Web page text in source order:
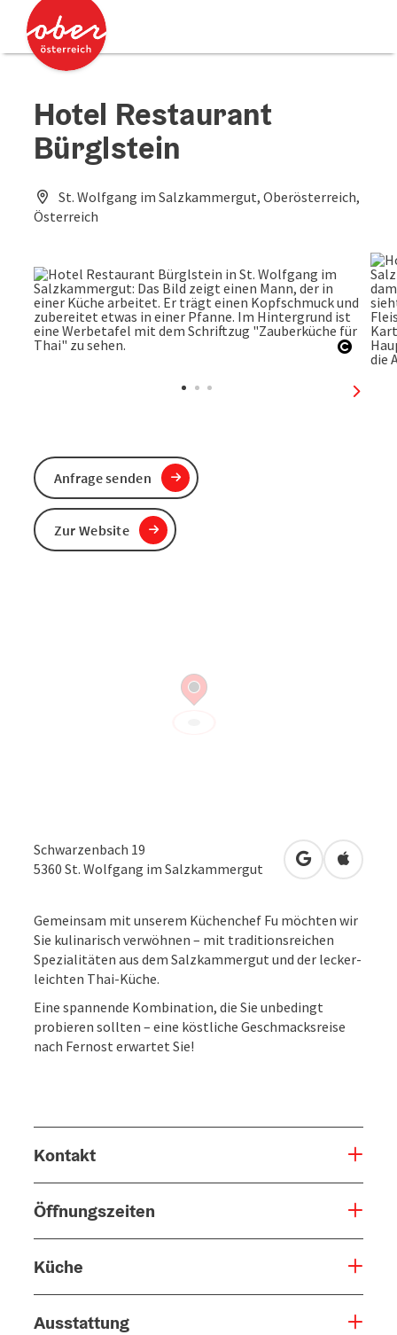
Zum Inhalt
Zum Seitenanfang
Hotel Restaurant
Bürglstein
St. Wolfgang im Salzkammergut, Oberösterreich,
Österreich
Schwarzenbach 19
5360 St. Wolfgang im Salzkammergut in Google
in
Gemeinsam mit unserem Küchenchef Fu möchten wir
Sie kulinarisch verwöhnen – mit traditionsreichen
Spezialitäten aus dem Salzkammergut und der lecker-
leichten Thai-Küche.
Eine spannende Kombination, die Sie unbedingt
probieren sollten – eine köstliche Geschmacksreise
nach Fernost erwartet Sie!
Kontakt
Öffnungszeiten
Küche
Ausstattung
Anfrage senden
Zur Website